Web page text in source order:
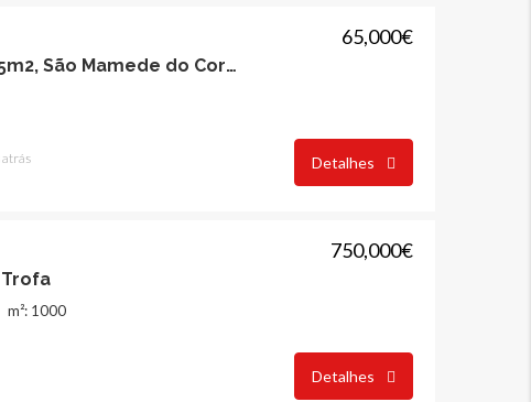
Terreno com 285m2, São Mamede do Coronado
atrás
65,000€
Detalhes
Trofa
m²: 1000
750,000€
Detalhes